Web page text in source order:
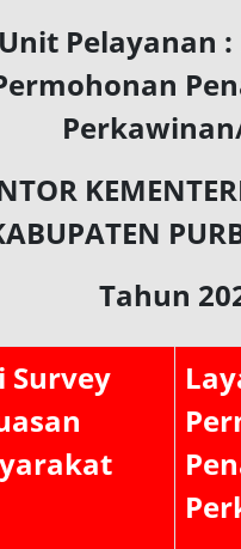
Unit Pelayanan
Tahun
Survey